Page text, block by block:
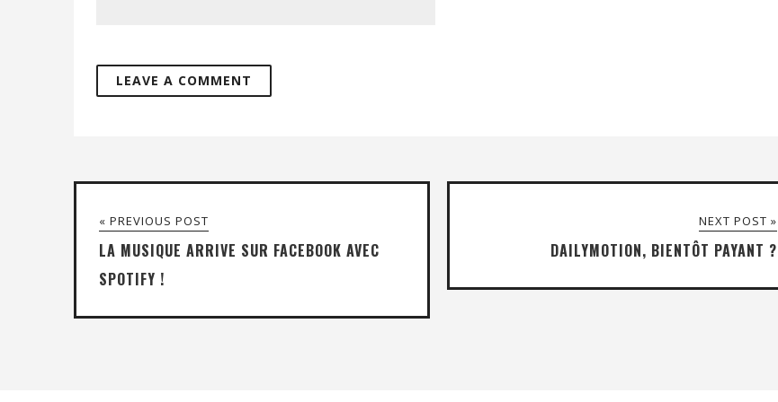
« PREVIOUS POST
LA MUSIQUE ARRIVE SUR FACEBOOK AVEC
SPOTIFY !
NEXT POST »
DAILYMOTION, BIENTÔT PAYANT ?